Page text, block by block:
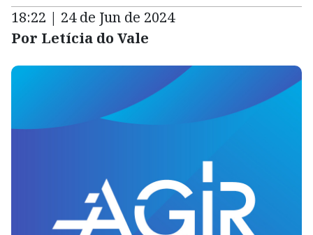
18:22 | 24 de Jun de 2024
Por Letícia do Vale